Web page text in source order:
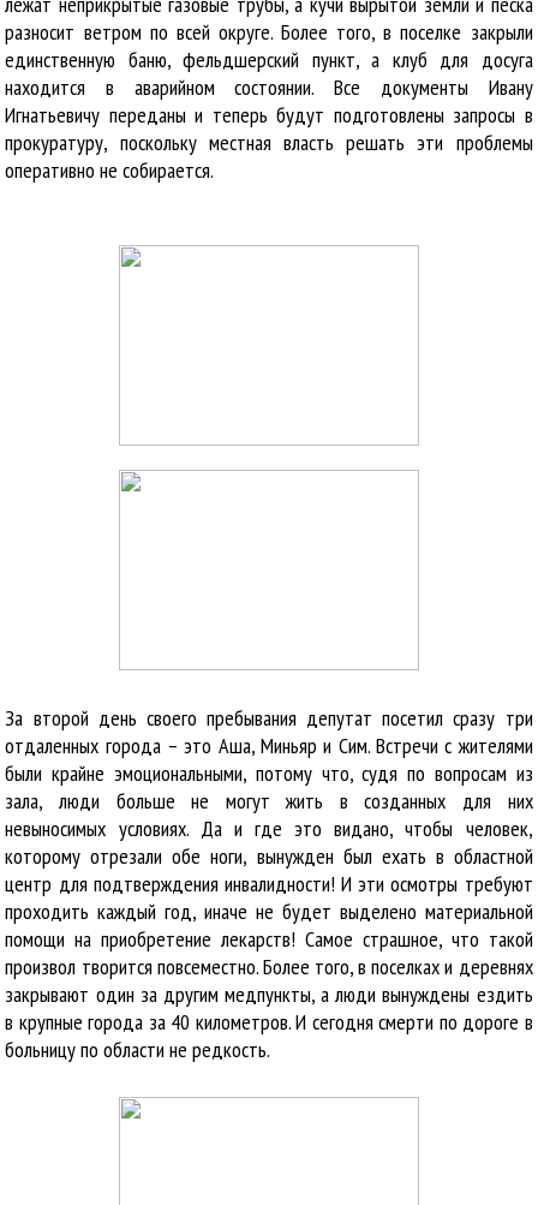
разносит ветром по всей округе. Более того, в поселке закрыли
единственную баню, фельдшерский пункт, а клуб для досуга
находится в аварийном состоянии. Все документы Ивану
Игнатьевичу переданы и теперь будут подготовлены запросы в
прокуратуру, поскольку местная власть решать эти проблемы
оперативно не собирается.
За второй день своего пребывания депутат посетил сразу три
отдаленных города – это Аша, Миньяр и Сим. Встречи с жителями
были крайне эмоциональными, потому что, судя по вопросам из
зала, люди больше не могут жить в созданных для них
невыносимых условиях. Да и где это видано, чтобы человек,
которому отрезали обе ноги, вынужден был ехать в областной
центр для подтверждения инвалидности! И эти осмотры требуют
проходить каждый год, иначе не будет выделено материальной
помощи на приобретение лекарств! Самое страшное, что такой
произвол творится повсеместно. Более того, в поселках и деревнях
закрывают один за другим медпункты, а люди вынуждены ездить
в крупные города за 40 километров. И сегодня смерти по дороге в
больницу по области не редкость.